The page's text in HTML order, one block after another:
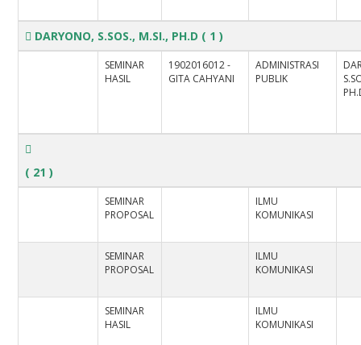
DARYONO, S.SOS., M.SI., PH.D ( 1 )
SEMINAR
HASIL
1902016012 -
GITA CAHYANI
ADMINISTRASI
PUBLIK
( 21 )
SEMINAR
PROPOSAL
ILMU
KOMUNIKASI
SEMINAR
PROPOSAL
ILMU
KOMUNIKASI
SEMINAR
HASIL
ILMU
KOMUNIKASI